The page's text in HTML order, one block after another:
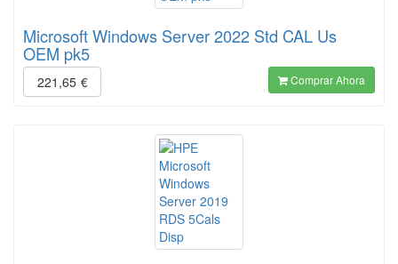
Microsoft Windows Server 2022 Std CAL Us
OEM pk5
221,65 € Comprar Ahora